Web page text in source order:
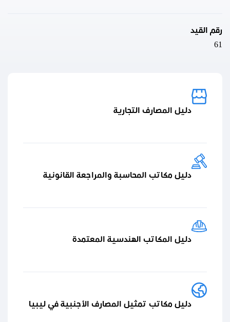
رقم القيد
61
دليل المصارف التجارية
دليل مكاتب المحاسبة والمراجعة القانونية
دليل المكاتب الهندسية المعتمدة
دليل مكاتب تمثيل المصارف الأجنبية في ليبيا